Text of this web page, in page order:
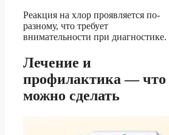
Реакция на хлор проявляется по-
разному, что требует
внимательности при диагностике.
Лечение и
профилактика — что
можно сделать